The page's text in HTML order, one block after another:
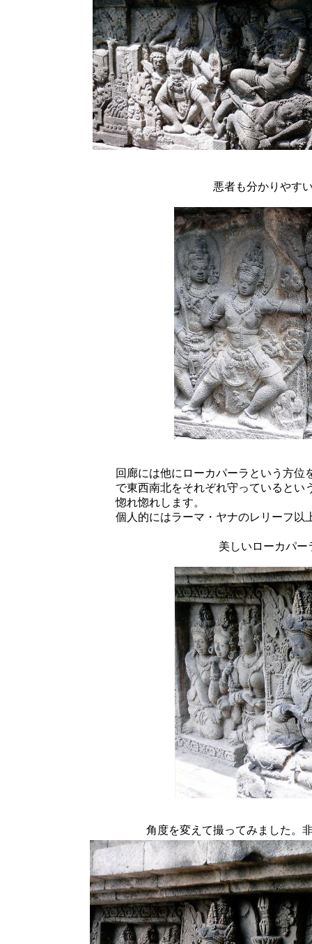
悪者も分かりやす
回廊には他にローカパーラという方
で東西南北をそれぞれ守っているとい
惚れ惚れします。
個人的にはラーマ・ヤナのレリーフ以
美しいローカパ
角度を変えて撮ってみました。